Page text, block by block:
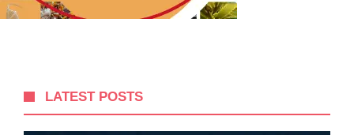
LATEST POSTS